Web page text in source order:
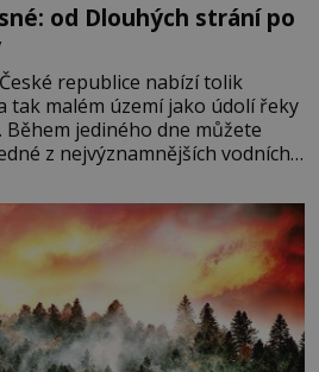
od Dlouhých strání po
republice nabízí tolik
tak malém území jako údolí řeky
Během jediného dne můžete
z nejvýznamnějších vodních
poznáváním památek ve
v termálním